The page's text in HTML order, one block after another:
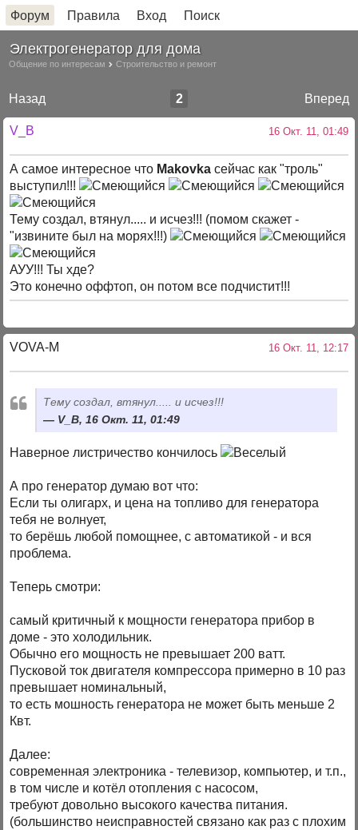
Форум Правила Вход Поиск
Электрогенератор для дома
Общение по интересам Строительство и ремонт
Назад Вперед
2
V_B 16 Окт. 11, 01:49
А самое интересное что Makovka сейчас как "троль"
выступил!!!
Тему создал, втянул..... и исчез!!! (помом скажет -
"извините был на морях!!!)
АУУ!!! Ты хде?
Это конечно оффтоп, он потом все подчистит!!!
VOVA-M 16 Окт. 11, 12:17
Тему создал, втянул..... и исчез!!!
V_B, 16 Окт. 11, 01:49
Наверное листричество кончилось
А про генератор думаю вот что:
Если ты олигарх, и цена на топливо для генератора
тебя не волнует,
то берёшь любой помощнее, с автоматикой - и вся
проблема.
Теперь смотри:
самый критичный к мощности генератора прибор в
доме - это холодильник.
Обычно его мощность не превышает 200 ватт.
Пусковой ток двигателя компрессора примерно в 10 раз
превышает номинальный,
то есть мошность генератора не может быть меньше 2
Квт.
Далее:
современная электроника - телевизор, компьютер, и т.п.,
в том числе и котёл отопления с насосом,
требуют довольно высокого качества питания.
(большинство неисправностей связано как раз с плохим